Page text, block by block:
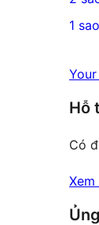
3-
star
2-
star
1 sao
Hỗ
Có